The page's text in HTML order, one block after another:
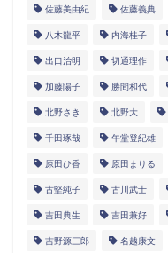
佐藤美由紀 佐藤義典
八木龍平 内海桂子
出口治明 切通理作
加藤陽子 勝間和代
北野さき 北野大
千田琢哉 午堂登紀雄
原田ひ香 原田まりる
古堅純子 古川武士
吉田典生 吉田兼好
吉野源三郎 名越康文